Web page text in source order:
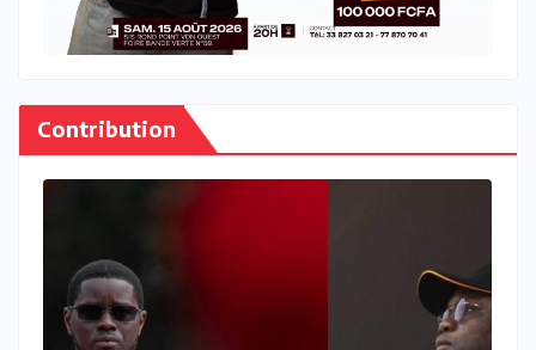
Contribution